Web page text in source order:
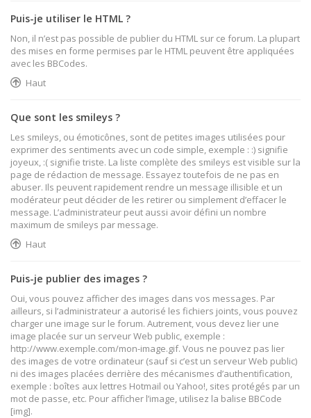
Puis-je utiliser le HTML ?
Non, il n’est pas possible de publier du HTML sur ce forum. La plupart
des mises en forme permises par le HTML peuvent être appliquées
avec les BBCodes.
Haut
Que sont les smileys ?
Les smileys, ou émoticônes, sont de petites images utilisées pour
exprimer des sentiments avec un code simple, exemple : :) signifie
joyeux, :( signifie triste. La liste complète des smileys est visible sur la
page de rédaction de message. Essayez toutefois de ne pas en
abuser. Ils peuvent rapidement rendre un message illisible et un
modérateur peut décider de les retirer ou simplement d’effacer le
message. L’administrateur peut aussi avoir défini un nombre
maximum de smileys par message.
Haut
Puis-je publier des images ?
Oui, vous pouvez afficher des images dans vos messages. Par
ailleurs, si l’administrateur a autorisé les fichiers joints, vous pouvez
charger une image sur le forum. Autrement, vous devez lier une
image placée sur un serveur Web public, exemple :
http://www.exemple.com/mon-image.gif. Vous ne pouvez pas lier
des images de votre ordinateur (sauf si c’est un serveur Web public)
ni des images placées derrière des mécanismes d’authentification,
exemple : boîtes aux lettres Hotmail ou Yahoo!, sites protégés par un
mot de passe, etc. Pour afficher l’image, utilisez la balise BBCode
[img].